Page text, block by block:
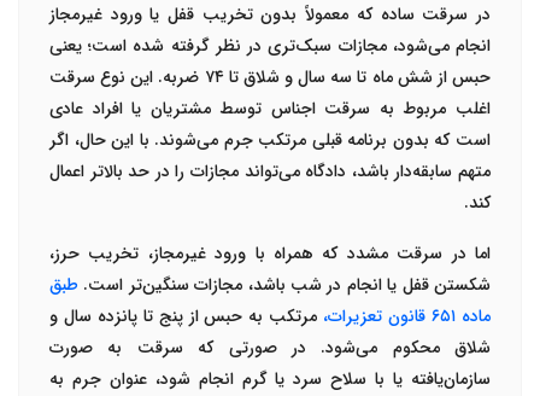
در سرقت ساده که معمولاً بدون تخریب قفل یا ورود غیرمجاز
انجام می‌شود، مجازات سبک‌تری در نظر گرفته شده است؛ یعنی
حبس از شش ماه تا سه سال و شلاق تا ۷۴ ضربه. این نوع سرقت
اغلب مربوط به سرقت اجناس توسط مشتریان یا افراد عادی
است که بدون برنامه قبلی مرتکب جرم می‌شوند. با این حال، اگر
متهم سابقه‌دار باشد، دادگاه می‌تواند مجازات را در حد بالاتر اعمال
کند.
اما در سرقت مشدد که همراه با ورود غیرمجاز، تخریب حرز،
شکستن قفل یا انجام در شب باشد، مجازات سنگین‌تر است. طبق
ماده ۶۵۱قانون تعزیرات، مرتکب به حبس از پنج تا پانزده سال و
شلاق محکوم می‌شود. در صورتی که سرقت به صورت
سازمان‌یافته یا با سلاح سرد یا گرم انجام شود، عنوان جرم به